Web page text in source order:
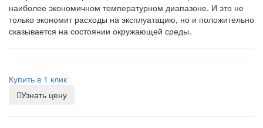
наиболее экономичном температурном диапазоне. И это не
только экономит расходы на эксплуатацию, но и положительно
сказывается на состоянии окружающей среды.
Купить в 1 клик
Узнать цену